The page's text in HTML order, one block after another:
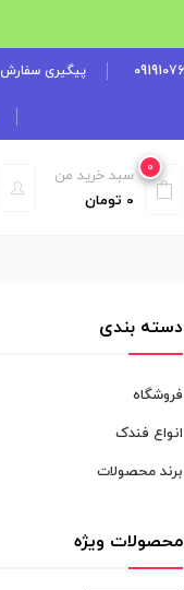
پیگیری سفارش
0
سبد خرید من
0 تومان
دسته بندی
فروشگاه
انواع فندک
برند محصولات
محصولات ویژه